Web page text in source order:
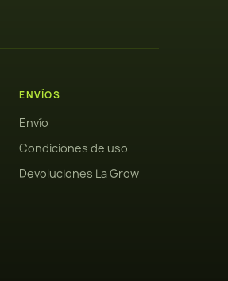
ENVÍOS
Envío
Condiciones de uso
Devoluciones La Grow